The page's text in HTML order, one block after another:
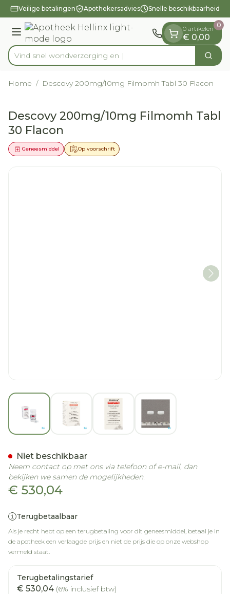
Ga naar de inhoud
1 van 1
Veilige betalingen Apothekersadvies Snelle beschikbaarheid
Menu
Product, merk, categorie...
Vind snel wondverz Zoek
0 artikelen
€ 0,00
0
Home / Descovy 200mg/10mg Filmomh Tabl 30 Flacon
Descovy 200mg/10mg Filmomh Tabl
30 Flacon
Op voorschrift
Geneesmiddel
View larger imageView larger imageView larger image
View larger
€ 530,04
Terugbetaalbaar
Als je recht hebt op een terugbetaling voor dit geneesmiddel, betaal je in
de apotheek een verlaagde prijs en niet de prijs die op onze webshop
vermeld staat.
Terugbetalingstarief
€ 530,04 (6% inclusief btw)
Niet beschikbaar
Neem contact op met ons via telefoon of e-mail, dan
bekijken we samen de mogelijkheden.